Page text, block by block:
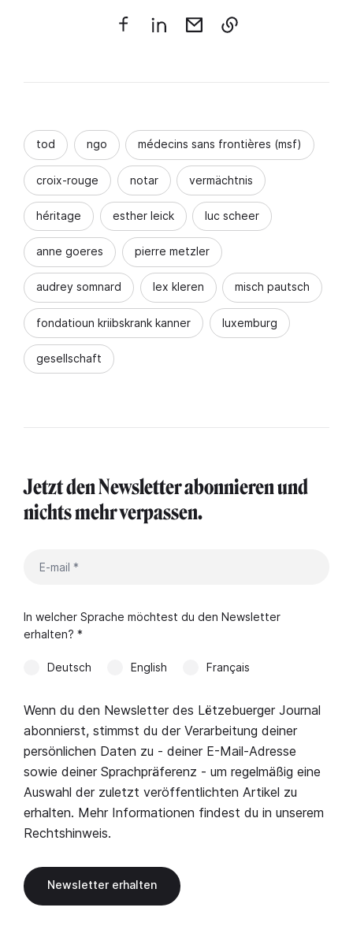
tod ngo médecins sans frontières (msf)
croix-rouge notar vermächtnis
héritage esther leick luc scheer
anne goeres pierre metzler
audrey somnard lex kleren misch pautsch
fondatioun kriibskrank kanner luxemburg
gesellschaft
Jetzt den Newsletter abonnieren und
nichts mehr verpassen.
In welcher Sprache möchtest du den Newsletter
erhalten? *
Deutsch English Français
Wenn du den Newsletter des Lëtzebuerger Journal
abonnierst, stimmst du der Verarbeitung deiner
persönlichen Daten zu - deiner E-Mail-Adresse
sowie deiner Sprachpräferenz - um regelmäßig eine
Auswahl der zuletzt veröffentlichten Artikel zu
erhalten. Mehr Informationen findest du in unserem
Rechtshinweis.